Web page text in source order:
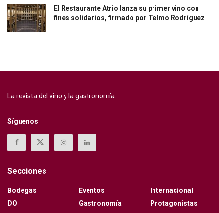
El Restaurante Atrio lanza su primer vino con
fines solidarios, firmado por Telmo Rodríguez
La revista del vino y la gastronomía.
Síguenos
Secciones
Bodegas
DO
Eventos
Gastronomía
Internacional
Protagonistas